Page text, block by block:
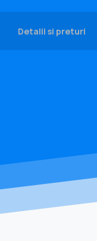
Detalii si preturi